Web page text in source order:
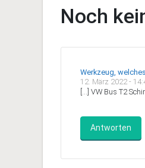
Noch
Werkzeug,
12. März 2022 -
[…] VW Bus T2
Antworten